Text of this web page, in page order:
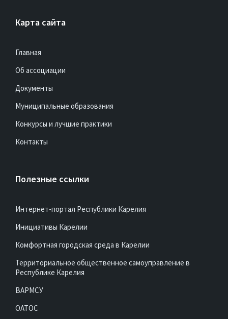
Карта сайта
Главная
Об ассоциации
Документы
Муниципальные образования
Конкурсы и лучшие практики
Контакты
Полезные ссылки
Интернет-портал Республики Карелия
Инициативы Карелии
Комфортная городская среда в Карелии
Территориальное общественное самоуправление в
Республике Карелия
ВАРМСУ
ОАТОС